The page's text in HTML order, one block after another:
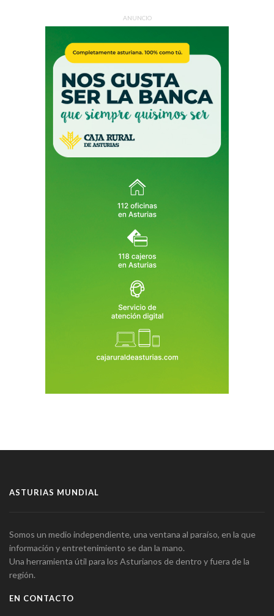
ANUNCIO
ASTURIAS MUNDIAL
Somos un medio independiente, una ventana al paraíso, en la que
información y entretenimiento se dan la mano.
Una herramienta útil para los Asturianos de dentro y fuera de la
región.
EN CONTACTO